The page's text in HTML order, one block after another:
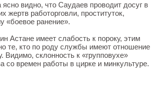
видно, что Саудаев проводит досуг в
жертв работорговли, проституток,
«боевое ранение».
Астане имеет слабость к пороку, этим
те, кто по роду службы имеют отношение
Видимо, склонность к «групповухе»
со времен работы в цирке и минкультуре.